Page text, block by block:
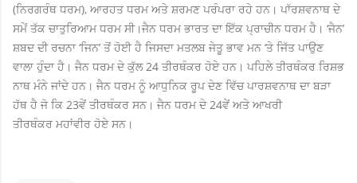
(ਨਿਰਗਰੰਥ ਧਰਮ), ਆਰਹਤ‌ ਧਰਮ ਅਤੇ ਸ਼ਰਮਣ ਪਰੰਪਰਾ ਰਹੇ ਹਨ। ਪਾੱਰਸ਼ਵਨਾਥ ਦੇ
ਸਮੇਂ ਤੱਕ ਚਾਤੁਰਿਆਮ ਧਰਮ ਸੀ।ਜੈਨ ਧਰਮ ਭਾਰਤ ਦਾ ਇੱਕ ਪ੍ਰਾਚੀਨ ਧਰਮ ਹੈ। ‘ਜੈਨ’
ਸ਼ਬਦ ਦੀ ਰਚਨਾ ‘ਜਿਨ’ ਤੋਂ ਹੋਈ ਹੈ ਜਿਸਦਾ ਮਤਲਬ ਜੇਤੂ ਭਾਵ ਮਨ ‘ਤੇ ਜਿੱਤ ਪਾਉਣ
ਵਾਲਾ ਹੁੰਦਾ ਹੈ। ਜੈਨ ਧਰਮ ਦੇ ਕੁੱਲ 24 ਤੀਰਥੰਕਰ ਹੋਏ ਹਨ। ਪਹਿਲੇ ਤੀਰਥੰਕਰ ਰਿਸ਼ਭ
ਨਾਥ ਮੰਨੇ ਜਾਂਦੇ ਹਨ। ਜੈਨ ਧਰਮ ਨੂੰ ਆਧੁਨਿਕ ਰੂਪ ਦੇਣ ਵਿੱਚ ਪਾਰਸ਼ਵਨਾਥ ਦਾ ਬੜਾ
ਹੱਥ ਹੈ ਜੋ ਕਿ 23ਵੇਂ ਤੀਰਥੰਕਰ ਸਨ। ਜੈਨ ਧਰਮ ਦੇ 24ਵੇਂ ਅਤੇ ਆਖਰੀ
ਤੀਰਥੰਕਰ ਮਹਾਂਵੀਰ ਹੋਏ ਸਨ।